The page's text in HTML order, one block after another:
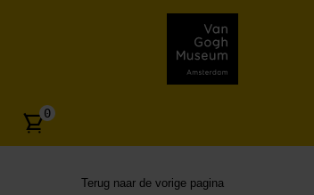
Aantal
0
Terug naar de vorige pagina